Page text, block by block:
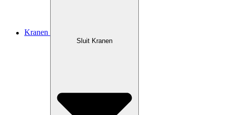
Kranen
Sluit Kranen